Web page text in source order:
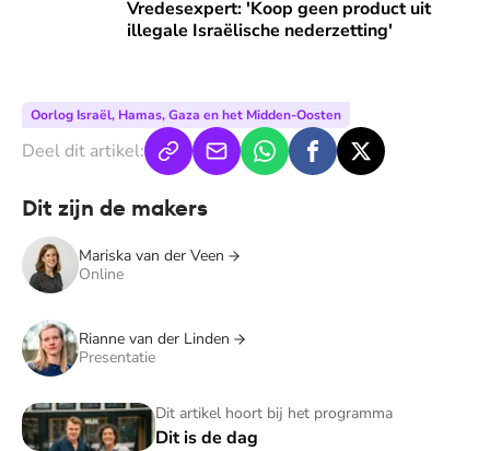
Vredesexpert: 'Koop geen product uit
illegale Israëlische nederzetting'
Vredesexpert: 'Koop geen product uit illegale Israëlische
Oorlog Israël, Hamas, Gaza en het Midden-Oosten
Deel dit artikel:
Dit zijn de makers
Mariska van der Veen
Online
Rianne van der Linden
Presentatie
Dit artikel hoort bij het programma
Dit is de dag
Dit is de dag